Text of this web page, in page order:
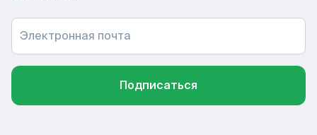
Электронная почта
Подписаться